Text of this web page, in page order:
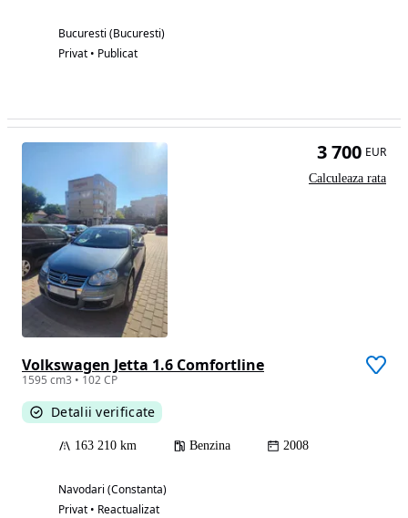
Bucuresti (Bucuresti)
Privat • Publicat
Volkswagen Jetta 1.6 Comfortline
1595 cm3 • 102 CP
Detalii verificate
163 210 km Benzina 2008
Navodari (Constanta)
Privat • Reactualizat
3 700 EUR
Calculeaza rata